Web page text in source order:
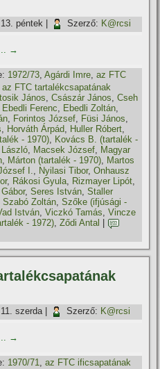
péntek Szerző: K@rcsi
→
1972/73,Agárdi Imre,az FTC
az FTC tartalékcsapatának
János,Császár János,Cseh
Ebedli Ferenc, Ebedli Zoltán,
, Forintos József, Füsi János,
, Horváth Árpád, Huller Róbert,
- 1970), Kovács B. (tartalék -
, Macsek József, Magyar
, Márton (tartalék - 1970), Martos
I., Nyilasi Tibor,Onhausz
, Rákosi Gyula, Rizmayer Lipót,
,Seres István,Staller
Szabó Zoltán,Szőke (ifjúsági -
István,Viczkó Tamás,Vincze
- 1972),Ződi Antal
szerda| Szerző: K@rcsi
→
1970/71,az FTC ificsapatának